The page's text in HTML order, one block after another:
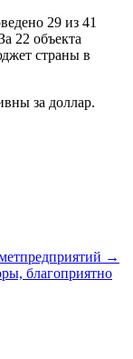
29 из 41
22 объекта
страны в
за доллар.
→
благоприятно